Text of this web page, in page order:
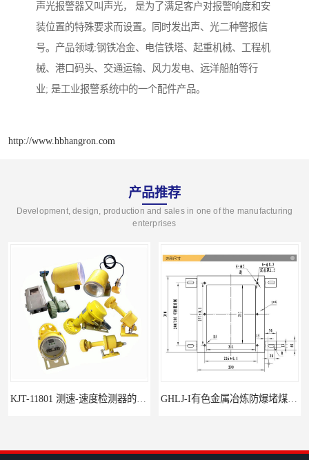
声光报警器又叫声光， 是为了满足客户对报警响度和安
装位置的特殊要求而设置。同时发出声、光二种警报信
号。产品领域:钢铁冶金、电信铁塔、起重机械、工程机
械、港口码头、交通运输、风力发电、远洋船舶等行
业; 是工业报警系统中的一个配件产品。
http://www.hbhangron.com
产品推荐
Development, design, production and sales in one of the manufacturing
enterprises